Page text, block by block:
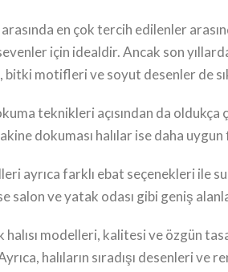
en çok tercih edilenler
için idealdir. Ancak son
bitki motifleri ve soyut desenler de
teknikleri açısından da
dokuması halılar ise daha uygun
ayrıca farklı ebat seçenekleri ile
salon ve yatak odası gibi geniş
halısı modelleri, kalitesi ve özgün
halıların sıradışı desenleri